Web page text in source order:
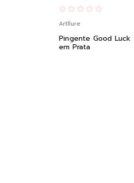
Artllure
Pingente Good Luck
em Prata